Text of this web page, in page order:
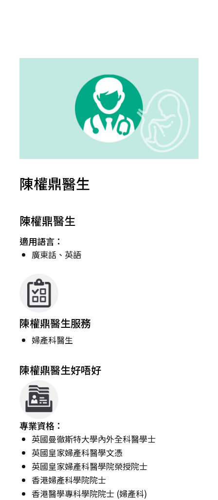
陳權鼎醫生
陳權鼎醫生
適用語言：
廣東話、英語
陳權鼎醫生服務
婦產科醫生
陳權鼎醫生好唔好
專業資格：
英國曼徹斯特大學內外全科醫學士
英國皇家婦產科醫學文憑
英國皇家婦產科醫學院榮授院士
香港婦產科學院院士
香港醫學專科學院院士 (婦產科)